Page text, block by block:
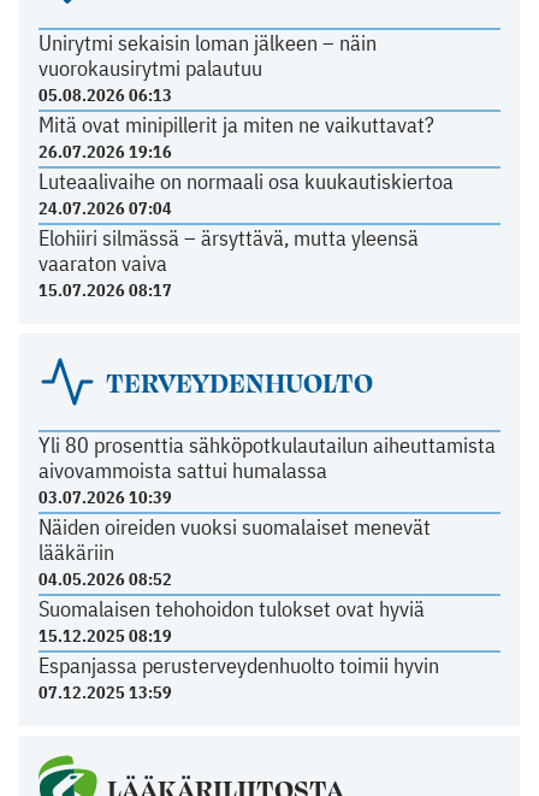
Unirytmi sekaisin loman jälkeen – näin
vuorokausirytmi palautuu
05.08.2026 06:13
Mitä ovat minipillerit ja miten ne vaikuttavat?
26.07.2026 19:16
Luteaalivaihe on normaali osa kuukautiskiertoa
24.07.2026 07:04
Elohiiri silmässä – ärsyttävä, mutta yleensä
vaaraton vaiva
15.07.2026 08:17
TERVEYDENHUOLTO
Yli 80 prosenttia sähköpotkulautailun aiheuttamista
aivovammoista sattui humalassa
03.07.2026 10:39
Näiden oireiden vuoksi suomalaiset menevät
lääkäriin
04.05.2026 08:52
Suomalaisen tehohoidon tulokset ovat hyviä
15.12.2025 08:19
Espanjassa perusterveydenhuolto toimii hyvin
07.12.2025 13:59